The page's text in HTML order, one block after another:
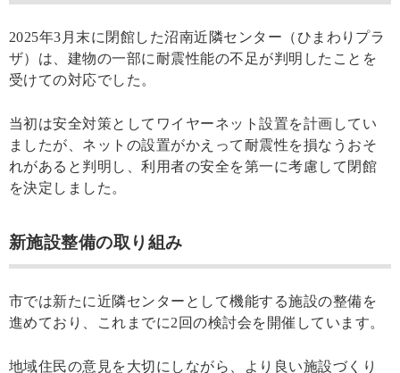
2025年3月末に閉館した沼南近隣センター（ひまわりプラ
ザ）は、建物の一部に耐震性能の不足が判明したことを
受けての対応でした。
当初は安全対策としてワイヤーネット設置を計画してい
ましたが、ネットの設置がかえって耐震性を損なうおそ
れがあると判明し、利用者の安全を第一に考慮して閉館
を決定しました。
新施設整備の取り組み
市では新たに近隣センターとして機能する施設の整備を
進めており、これまでに2回の検討会を開催しています。
地域住民の意見を大切にしながら、より良い施設づくり